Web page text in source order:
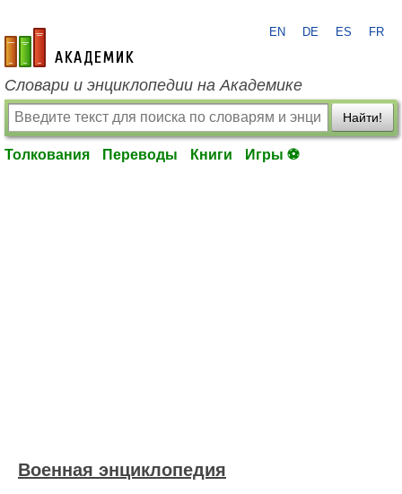
academic.ru
EN DE ES FR
Словари и энциклопедии на Академике
Найти!
Толкования Переводы Книги Игры ⚽
Военная энциклопедия